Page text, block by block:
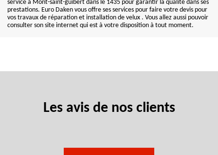
service à Mont-saint-guibert dans le 1435 pour garantir la qualité dans ses
prestations. Euro Daken vous offre ses services pour faire votre devis pour
vos travaux de réparation et installation de velux . Vous allez aussi pouvoir
consulter son site internet qui est à votre disposition à tout moment.
Les avis de nos clients